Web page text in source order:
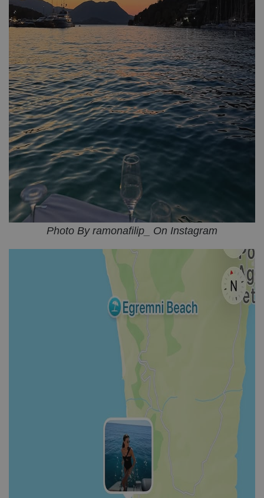
Photo By ramonafilip_ On Instagram